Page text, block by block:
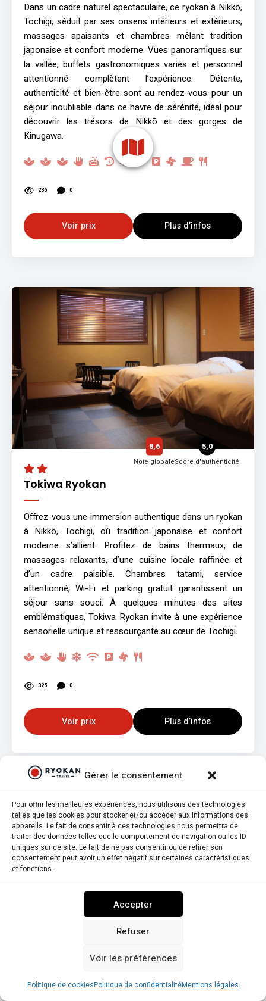
Gérer le consentement
Pour offrir les meilleures expériences, nous utilisons des technologies
telles que les cookies pour stocker et/ou accéder aux informations des
appareils. Le fait de consentir à ces technologies nous permettra de
traiter des données telles que le comportement de navigation ou les ID
uniques sur ce site. Le fait de ne pas consentir ou de retirer son
consentement peut avoir un effet négatif sur certaines caractéristiques
et fonctions.
Accepter
Refuser
Voir les préférences
Politique de cookiesPolitique de confidentialitéMentions légales
Dans un cadre naturel spectaculaire, ce ryokan à Nikkō,
Tochigi, séduit par ses onsens intérieurs et extérieurs,
massages apaisants et chambres mêlant tradition
japonaise et confort moderne. Vues panoramiques sur
la vallée, buffets gastronomiques variés et personnel
attentionné complètent l’expérience. Détente,
authenticité et bien-être sont au rendez-vous pour un
séjour inoubliable dans ce havre de sérénité, idéal pour
découvrir les trésors de Nikkō et des gorges de
Kinugawa.
236 0
Voir prix Plus d’infos
Tokiwa Ryokan
8,6
Note globale
5,0
Score d'authenticité
Offrez-vous une immersion authentique dans un ryokan
à Nikkō, Tochigi, où tradition japonaise et confort
moderne s’allient. Profitez de bains thermaux, de
massages relaxants, d’une cuisine locale raffinée et
d’un cadre paisible. Chambres tatami, service
attentionné, Wi-Fi et parking gratuit garantissent un
séjour sans souci. À quelques minutes des sites
emblématiques, Tokiwa Ryokan invite à une expérience
sensorielle unique et ressourçante au cœur de Tochigi.
325 0
Voir prix Plus d’infos
Tsuganoki
Note globaleScore d'authenticité